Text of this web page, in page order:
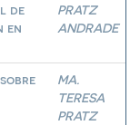
de
en
PRATZ
ANDRADE
MA.
TERESA
PRATZ